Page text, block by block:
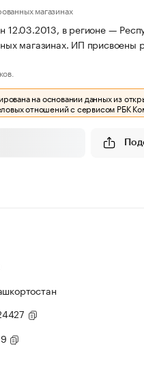
магазинах
в регионе —
магазинах. ИП
на основании данных из
отношений с сервисом РБК